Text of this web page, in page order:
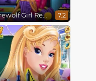
Werewolf Girl Real Makeover 7.2